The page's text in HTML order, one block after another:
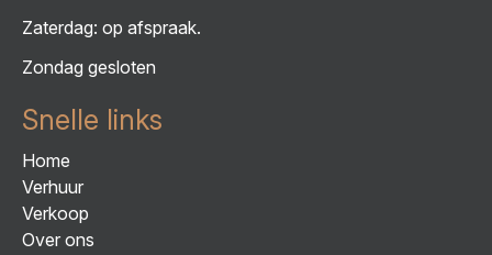
Zaterdag: op afspraak.
Zondag gesloten
Snelle links
Home
Verhuur
Verkoop
Over ons